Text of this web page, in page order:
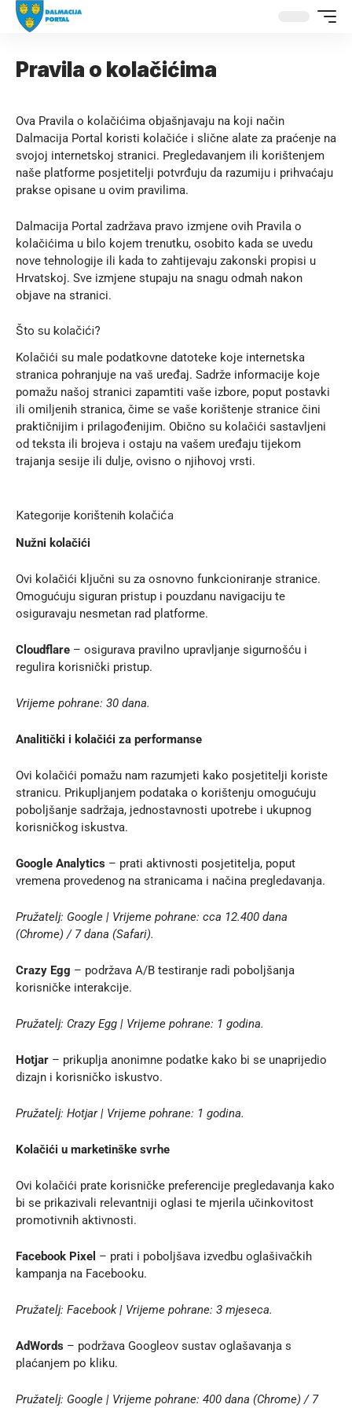
Pravila o kolačićima
Ova Pravila o kolačićima objašnjavaju na koji način
Dalmacija Portal koristi kolačiće i slične alate za praćenje na
svojoj internetskoj stranici. Pregledavanjem ili korištenjem
naše platforme posjetitelji potvrđuju da razumiju i prihvaćaju
prakse opisane u ovim pravilima.
Dalmacija Portal zadržava pravo izmjene ovih Pravila o
kolačićima u bilo kojem trenutku, osobito kada se uvedu
nove tehnologije ili kada to zahtijevaju zakonski propisi u
Hrvatskoj. Sve izmjene stupaju na snagu odmah nakon
objave na stranici.
Što su kolačići?
Kolačići su male podatkovne datoteke koje internetska
stranica pohranjuje na vaš uređaj. Sadrže informacije koje
pomažu našoj stranici zapamtiti vaše izbore, poput postavki
ili omiljenih stranica, čime se vaše korištenje stranice čini
praktičnijim i prilagođenijim. Obično su kolačići sastavljeni
od teksta ili brojeva i ostaju na vašem uređaju tijekom
trajanja sesije ili dulje, ovisno o njihovoj vrsti.
Kategorije korištenih kolačića
Nužni kolačići
Ovi kolačići ključni su za osnovno funkcioniranje stranice.
Omogućuju siguran pristup i pouzdanu navigaciju te
osiguravaju nesmetan rad platforme.
Cloudflare – osigurava pravilno upravljanje sigurnošću i
regulira korisnički pristup.
Vrijeme pohrane: 30 dana.
Analitički i kolačići za performanse
Ovi kolačići pomažu nam razumjeti kako posjetitelji koriste
stranicu. Prikupljanjem podataka o korištenju omogućuju
poboljšanje sadržaja, jednostavnosti upotrebe i ukupnog
korisničkog iskustva.
Google Analytics – prati aktivnosti posjetitelja, poput
vremena provedenog na stranicama i načina pregledavanja.
Pružatelj: Google | Vrijeme pohrane: cca 12.400 dana
(Chrome) / 7 dana (Safari).
Crazy Egg – podržava A/B testiranje radi poboljšanja
korisničke interakcije.
Pružatelj: Crazy Egg | Vrijeme pohrane: 1 godina.
Hotjar – prikuplja anonimne podatke kako bi se unaprijedio
dizajn i korisničko iskustvo.
Pružatelj: Hotjar | Vrijeme pohrane: 1 godina.
Kolačići u marketinške svrhe
Ovi kolačići prate korisničke preferencije pregledavanja kako
bi se prikazivali relevantniji oglasi te mjerila učinkovitost
promotivnih aktivnosti.
Facebook Pixel – prati i poboljšava izvedbu oglašivačkih
kampanja na Facebooku.
Pružatelj: Facebook | Vrijeme pohrane: 3 mjeseca.
AdWords – podržava Googleov sustav oglašavanja s
plaćanjem po kliku.
Pružatelj: Google | Vrijeme pohrane: 400 dana (Chrome) / 7